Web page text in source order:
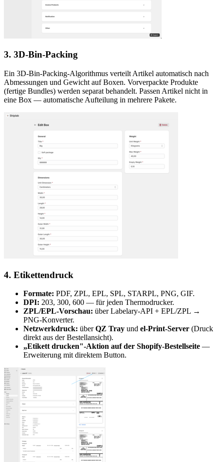
3. 3D-Bin-Packing
Ein 3D-Bin-Packing-Algorithmus verteilt Artikel automatisch nach
Abmessungen und Gewicht auf Boxen. Vorverpackte Produkte
(fertige Bundles) werden separat behandelt. Passen Artikel nicht in
eine Box — automatische Aufteilung in mehrere Pakete.
4. Etikettendruck
Formate: PDF, ZPL, EPL, SPL, STARPL, PNG, GIF.
DPI: 203, 300, 600 — für jeden Thermodrucker.
ZPL/EPL-Vorschau: über Labelary-API + EPL/ZPL →
PNG-Konverter.
Netzwerkdruck: überQZ Tray und el-Print-Server (Druck
direkt aus der Bestellansicht).
„Etikett drucken"-Aktion auf der Shopify-Bestellseite —
Erweiterung mit direktem Button.